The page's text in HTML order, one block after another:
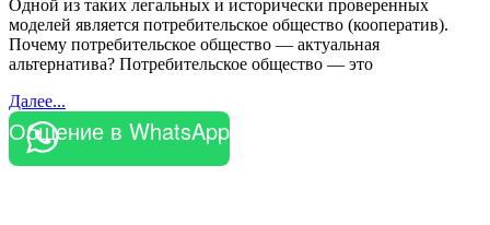
Одной из таких легальных и исторически проверенных
моделей является потребительское общество (кооператив).
Почему потребительское общество — актуальная
альтернатива? Потребительское общество — это
Далее...
Общение в WhatsApp